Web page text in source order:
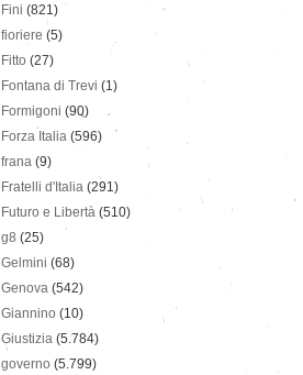
Fini (821)
fioriere (5)
Fitto (27)
Fontana di Trevi (1)
Formigoni (90)
Forza Italia (596)
frana (9)
Fratelli d'Italia (291)
Futuro e Libertà (510)
g8 (25)
Gelmini (68)
Genova (542)
Giannino (10)
Giustizia (5.784)
governo (5.799)